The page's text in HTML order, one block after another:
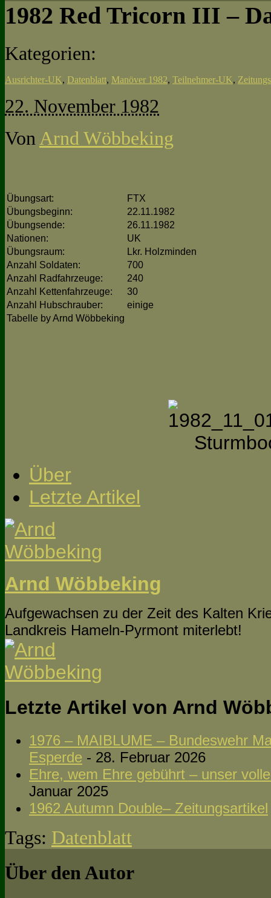
1982 Red Tricorn III –
Kategorien:
Ausrichter-UK, Datenblatt, Manöver 1982, Teilnehmer-UK,
22. November 1982
Von Arnd Wöbbeking
Übungsart:
FTX
Übungsbeginn:
22.11.1982
Übungsende:
26.11.1982
Nationen:
UK
Übungsraum:
Lkr. Holzminden
Anzahl Soldaten:
700
Anzahl Radfahrzeuge:
240
Anzahl Kettenfahrzeuge:
30
Anzahl Hubschrauber:
einige
Tabelle by Arnd Wöbbeking
Über
Letzte Artikel
Arnd Wöbbeking
Aufgewachsen zu der Zeit des Kalten
Landkreis Hameln-Pyrmont miterlebt!
Letzte Artikel von Arnd
1976 – MAIBLUME – Bundeswehr
Esperde - 28. Februar 2026
Ehre, wem Ehre gebührt – unser
Januar 2025
1962 Autumn Double– Zeitungsartikel
Tags: Datenblatt
Über den Autor